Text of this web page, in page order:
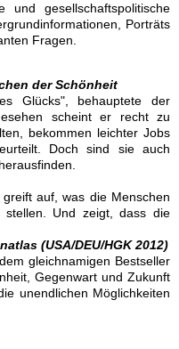
gesellschaftspolitische
Porträts
Fragen.
der Schönheit
Glücks", behauptete der
scheint er recht zu
bekommen leichter Jobs
Doch sind sie auch
auf, was die Menschen
stellen. Und zeigt, dass die
(USA/DEU/HGK 2012)
gleichnamigen Bestseller
Gegenwart und Zukunft
unendlichen Möglichkeiten